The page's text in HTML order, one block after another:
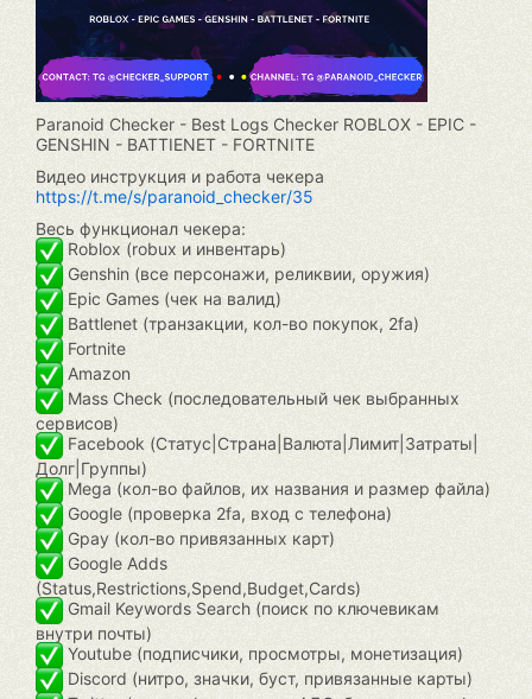
Paranoid Checker - Best Logs Checker ROBLOX - EPIC -
GENSHIN - BATTIENET - FORTNITE
Видео инструкция и работа чекера
https://t.me/s/paranoid_checker/35
Весь функционал чекера:
Roblox (robux и инвентарь)
Genshin (все персонажи, реликвии, оружия)
Epic Games (чек на валид)
Battlenet (транзакции, кол-во покупок, 2fa)
Fortnite
Amazon
Mass Check (последовательный чек выбранных
сервисов)
Facebook (Статус|Страна|Валюта|Лимит|Затраты|
Долг|Группы)
Mega (кол-во файлов, их названия и размер файла)
Google (проверка 2fa, вход с телефона)
Gpay (кол-во привязанных карт)
Google Adds
(Status,Restrictions,Spend,Budget,Cards)
Gmail Keywords Search (поиск по ключевикам
внутри почты)
Youtube (подписчики, просмотры, монетизация)
Discord (нитро, значки, буст, привязанные карты)